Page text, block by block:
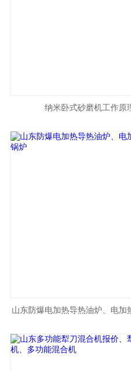
纳米卧式砂磨机工作原
山东防爆电加热导热油炉、电加
炉